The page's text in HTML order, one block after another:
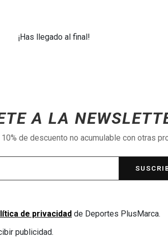
¡Has llegado al final!
A LA
de descuento no acumulable con otras
de privacidad de Deportes PlusMarca.
publicidad.